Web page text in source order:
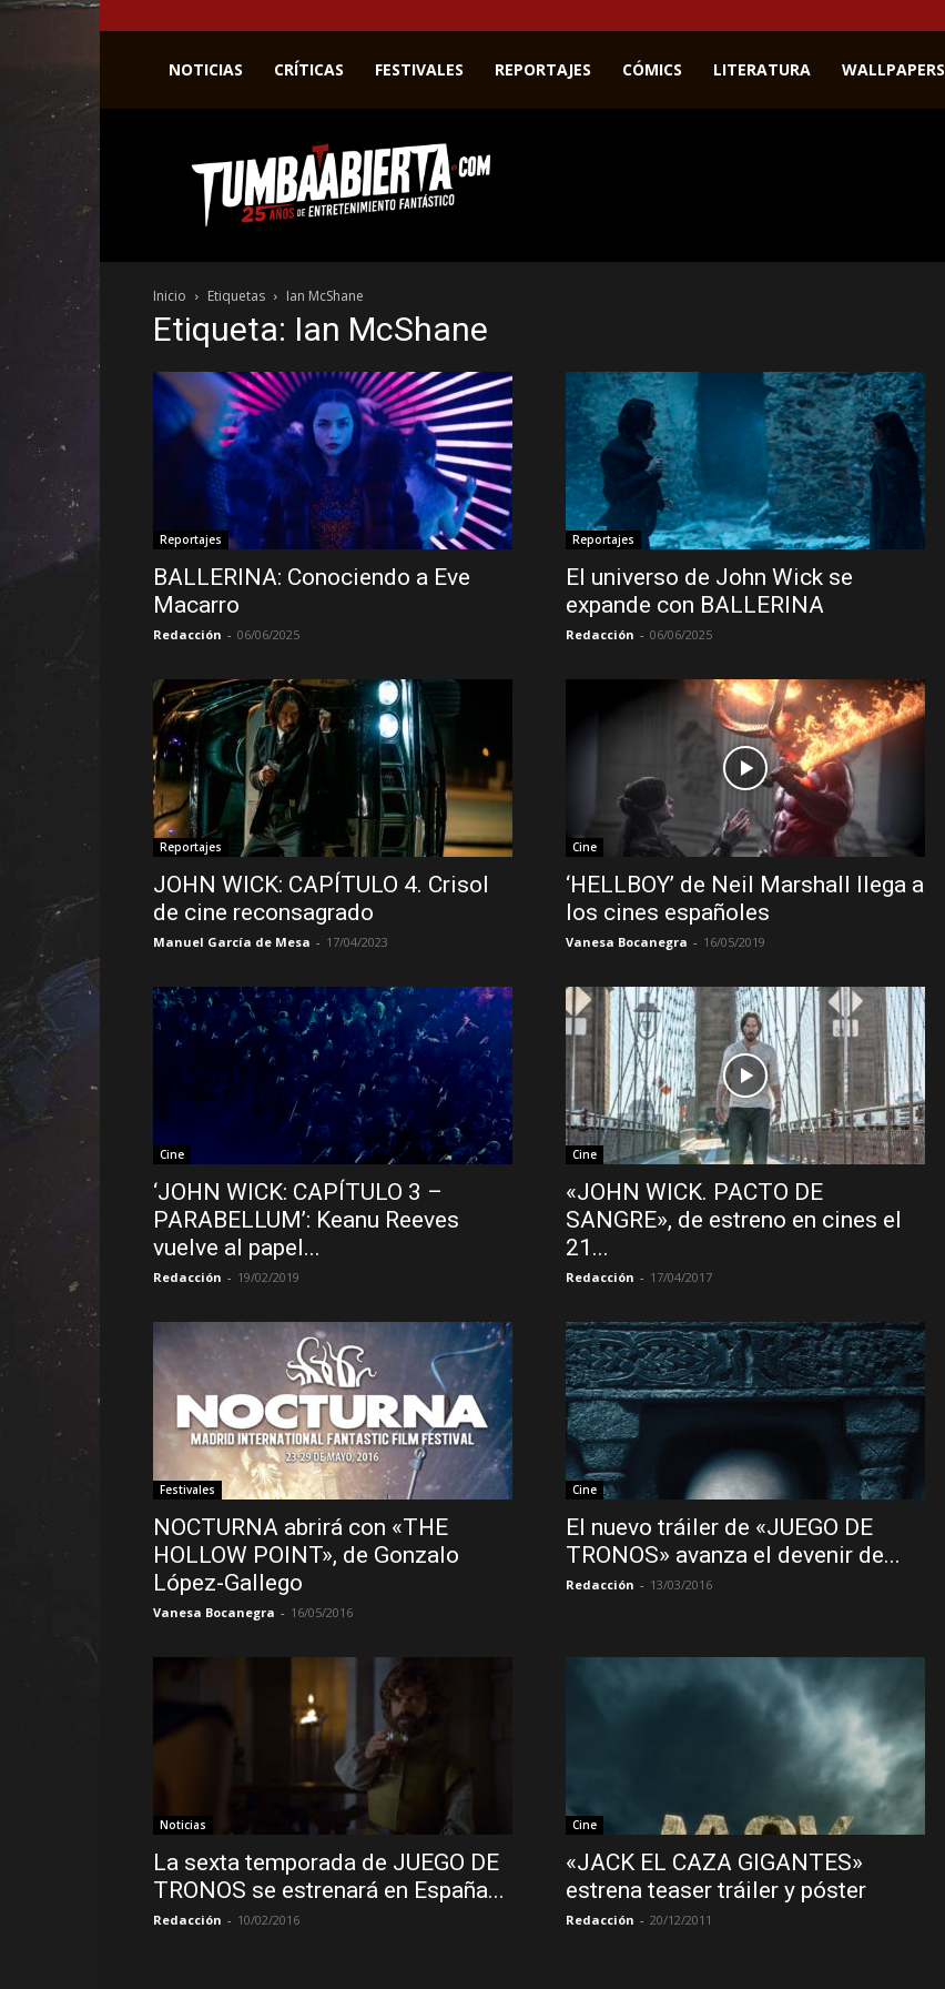
NOTICIAS CRÍTICAS FESTIVALES REPORTAJES CÓMICS LITERATURA WALLPAPERS
web
del
entretenimiento
el
género
fantástico.
Inicio Etiquetas Ian McShane
Etiqueta: Ian McShane
Reportajes
BALLERINA: Conociendo a Eve
Macarro
Redacción - 06/06/2025
Reportajes
El universo de John Wick se
expande con BALLERINA
Redacción - 06/06/2025
Reportajes
JOHN WICK: CAPÍTULO 4. Crisol
de cine reconsagrado
Manuel García de Mesa - 17/04/2023
Cine
‘HELLBOY’ de Neil Marshall llega a
los cines españoles
Vanesa Bocanegra - 16/05/2019
Cine
‘JOHN WICK: CAPÍTULO 3 –
PARABELLUM’: Keanu Reeves
vuelve al papel...
Redacción - 19/02/2019
Cine
«JOHN WICK. PACTO DE
SANGRE», de estreno en cines el
21...
Redacción - 17/04/2017
Festivales
NOCTURNA abrirá con «THE
HOLLOW POINT», de Gonzalo
López-Gallego
Vanesa Bocanegra - 16/05/2016
Cine
El nuevo tráiler de «JUEGO DE
TRONOS» avanza el devenir de...
Redacción - 13/03/2016
Noticias
La sexta temporada de JUEGO DE
TRONOS se estrenará en España...
Redacción - 10/02/2016
Cine
«JACK EL CAZA GIGANTES»
estrena teaser tráiler y póster
Redacción - 20/12/2011